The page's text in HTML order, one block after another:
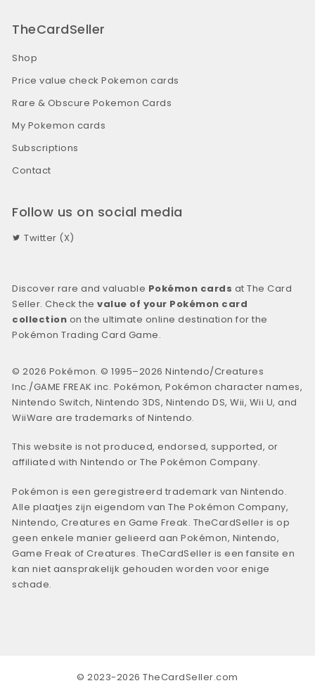
TheCardSeller
Shop
Price value check Pokemon cards
Rare & Obscure Pokemon Cards
My Pokemon cards
Subscriptions
Contact
Follow us on social media
Twitter (X)
Discover rare and valuable Pokémon cards at The Card
Seller. Check thevalue of your Pokémon card
collection on the ultimate online destination for the
Pokémon Trading Card Game.
© 2026 Pokémon. © 1995–2026 Nintendo/Creatures
Inc./GAME FREAK inc. Pokémon, Pokémon character names,
Nintendo Switch, Nintendo 3DS, Nintendo DS, Wii, Wii U, and
WiiWare are trademarks of Nintendo.
This website is not produced, endorsed, supported, or
affiliated with Nintendo or The Pokémon Company.
Pokémon is een geregistreerd trademark van Nintendo.
Alle plaatjes zijn eigendom van The Pokémon Company,
Nintendo, Creatures en Game Freak. TheCardSeller is op
geen enkele manier gelieerd aan Pokémon, Nintendo,
Game Freak of Creatures. TheCardSeller is een fansite en
kan niet aansprakelijk gehouden worden voor enige
schade.
© 2023-2026 TheCardSeller.com